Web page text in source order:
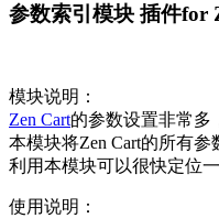
参数索引模块 插件for
模块说明：
Zen Cart的参数设置非常
本模块将Zen Cart的所有
利用本模块可以很快定位
使用说明：